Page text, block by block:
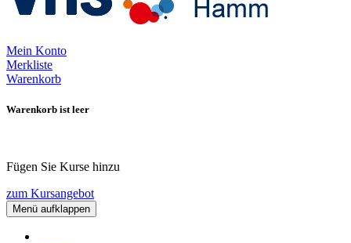
Mein Konto
Merkliste
Warenkorb
Warenkorb ist leer
Fügen Sie Kurse hinzu
zum Kursangebot
Menü aufklappen